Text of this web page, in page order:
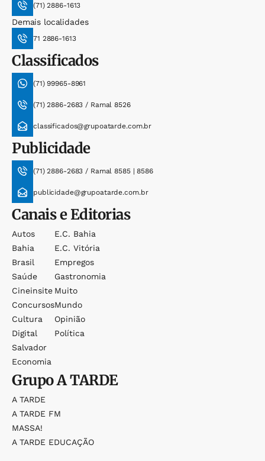
(71) 2886-1613
Demais localidades
71 2886-1613
Classificados
(71) 99965-8961
(71) 2886-2683 / Ramal 8526
classificados@grupoatarde.com.br
Publicidade
(71) 2886-2683 / Ramal 8585 | 8586
publicidade@grupoatarde.com.br
Canais e Editorias
Autos
Bahia
Brasil
Saúde
Cineinsite
Concursos
Cultura
Digital
Salvador
Economia
E.c. Bahia
E.c. Vitória
Empregos
Gastronomia
Muito
Mundo
Opinião
Política
GrupoA TARDE
A TARDE
A TARDE FM
MASSA!
A TARDE EDUCAÇÃO